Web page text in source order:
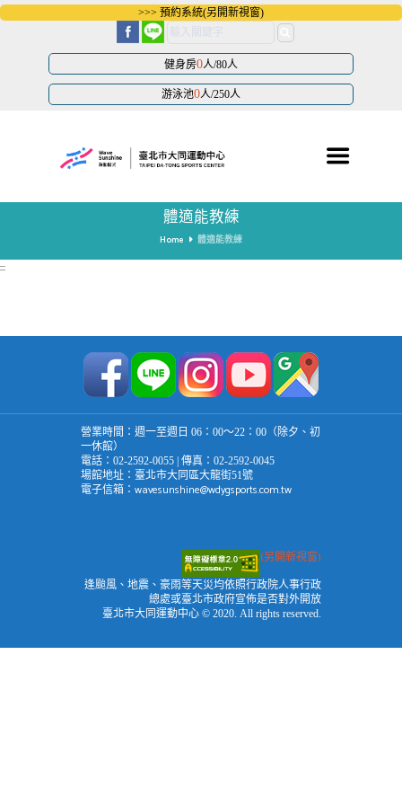
跳
到
>>> 預約系統(另開新視窗)
健身房0人/80人
游泳池0人/250人
體適能教練
Home 體適能教練
:::
營業時間：週一至週日 06：00～22：00（除夕、初
一休館）
電話：02-2592-0055 | 傳真：02-2592-0045
場館地址：臺北市大同區大龍街51號
電子信箱： wavesunshine@wdygsports.com.tw
(另開新視窗)
逢颱風、地震、豪雨等天災均依照行政院人事行政
總處或臺北市政府宣佈是否對外開放
臺北市大同運動中心 © 2020. All rights reserved.